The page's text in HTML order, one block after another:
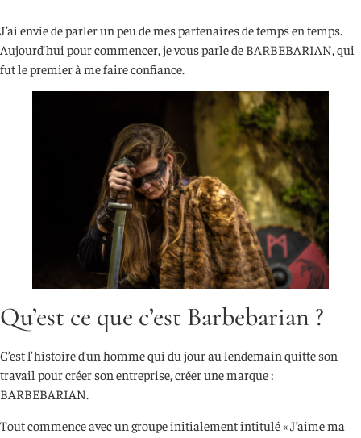
J’ai envie de parler un peu de mes partenaires de temps en temps.
Aujourd’hui pour commencer, je vous parle de BARBEBARIAN, qui
fut le premier à me faire confiance.
Qu’est ce que c’est Barbebarian ?
C’est l’histoire d’un homme qui du jour au lendemain quitte son
travail pour créer son entreprise, créer une marque :
BARBEBARIAN.
Tout commence avec un groupe initialement intitulé « J’aime ma